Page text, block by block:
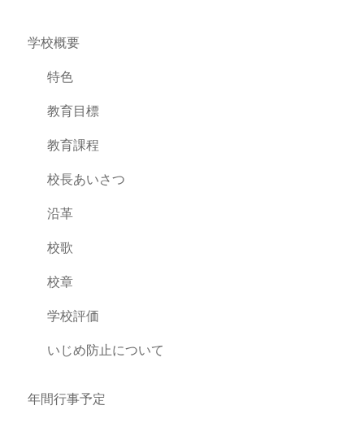
学校概要
特色
教育目標
教育課程
校長あいさつ
沿革
校歌
校章
学校評価
いじめ防止について
年間行事予定